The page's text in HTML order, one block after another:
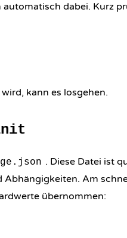
dabei. Kurz
kann es losgehen.
. Diese Datei ist
Abhängigkeiten. Am
übernommen: